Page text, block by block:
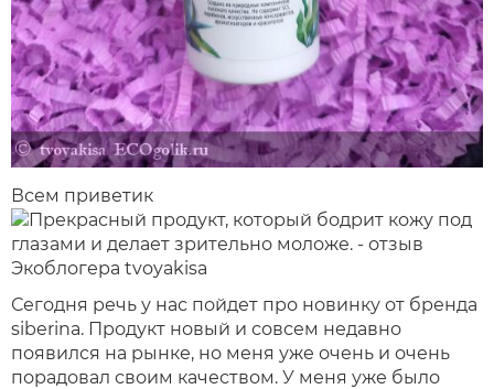
Всем приветик
Сегодня речь у нас пойдет про новинку от бренда
siberina. Продукт новый и совсем недавно
появился на рынке, но меня уже очень и очень
порадовал своим качеством. У меня уже было